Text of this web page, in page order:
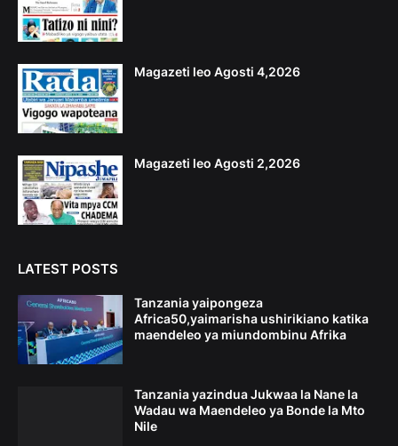
Magazeti leo Agosti 4,2026
Magazeti leo Agosti 2,2026
LATEST POSTS
Tanzania yaipongeza
Africa50,yaimarisha ushirikiano katika
maendeleo ya miundombinu Afrika
Tanzania yazindua Jukwaa la Nane la
Wadau wa Maendeleo ya Bonde la Mto
Nile